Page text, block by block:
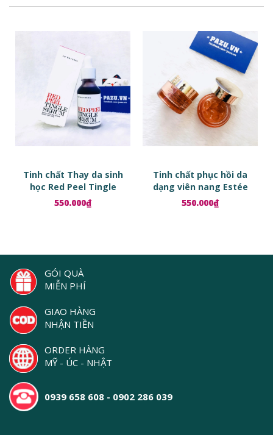
Tinh chất Thay da sinh
học Red Peel Tingle
Serum
550.000₫
Tinh chất phục hồi da
dạng viên nang Estée
Lauder Advanced Night
Repair Ampoules
550.000₫
GÓI QUÀ
MIỄN PHÍ
GIAO HÀNG
NHẬN TIỀN
ORDER HÀNG
MỸ - ÚC - NHẬT
0939 658 608 - 0902 286 039